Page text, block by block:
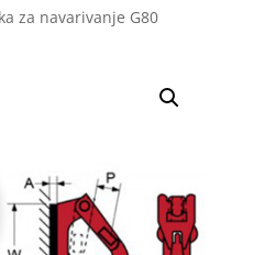
za navarivanje G80